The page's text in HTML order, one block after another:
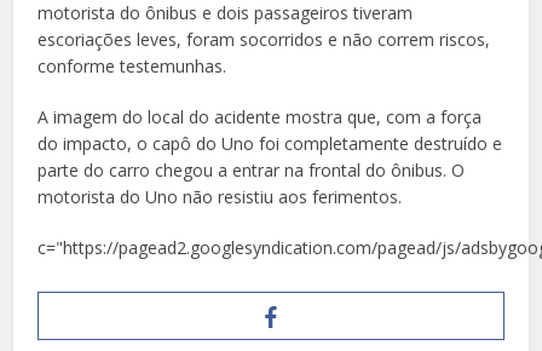
motorista do ônibus e dois passageiros tiveram
escoriações leves, foram socorridos e não correm riscos,
conforme testemunhas.
A imagem do local do acidente mostra que, com a força
do impacto, o capô do Uno foi completamente destruído e
parte do carro chegou a entrar na frontal do ônibus. O
motorista do Uno não resistiu aos ferimentos.
c="https://pagead2.googlesyndication.com/pagead/js/